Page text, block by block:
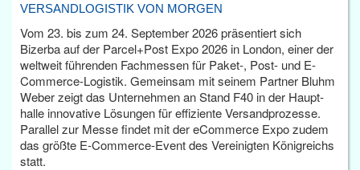
VERSANDLOGISTIK VON MORGEN
Vom 23. bis zum 24. September 2026 präsentiert sich
Bizerba auf der Parcel+Post Expo 2026 in London, einer der
weltweit führenden Fachmessen für Paket-, Post- und E-
Commerce-Logistik. Gemeinsam mit seinem Partner Bluhm
Weber zeigt das Unternehmen an Stand F40 in der Haupt­
halle innovative Lösungen für effiziente Versandprozesse.
Parallel zur Messe findet mit der eCommerce Expo zudem
das größte E-Commerce-Event des Vereinigten Königreichs
statt.